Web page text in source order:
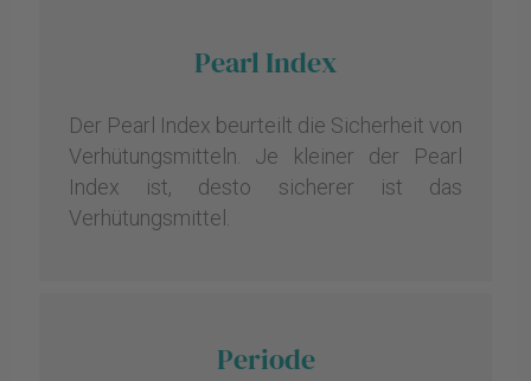
Pearl Index
Der Pearl Index beurteilt die Sicherheit von
Verhütungsmitteln. Je kleiner der Pearl
Index ist, desto sicherer ist das
Verhütungsmittel.
Periode